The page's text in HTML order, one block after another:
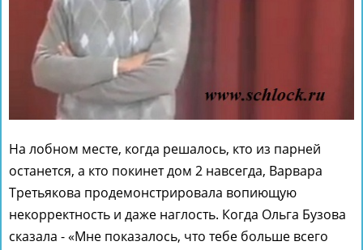
На лобном месте, когда решалось, кто из парней
останется, а кто покинет дом 2 навсегда, Варвара
Третьякова продемонстрировала вопиющую
некорректность и даже наглость. Когда Ольга Бузова
сказала - «Мне показалось, что тебе больше всего